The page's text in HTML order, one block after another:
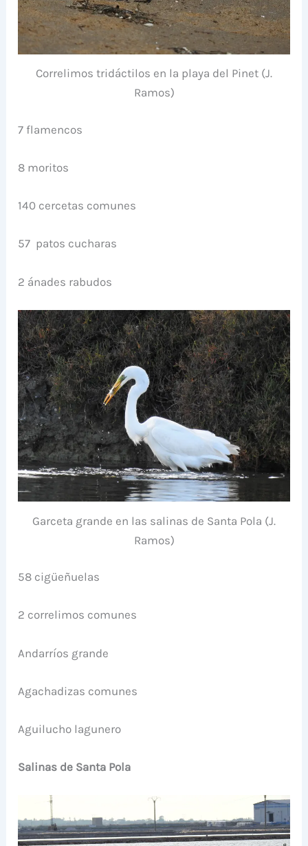
Correlimos tridáctilos en la playa del Pinet (J.
Ramos)
7 flamencos
8 moritos
140 cercetas comunes
57 patos cucharas
2 ánades rabudos
Garceta grande en las salinas de Santa Pola (J.
Ramos)
58 cigüeñuelas
2 correlimos comunes
Andarríos grande
Agachadizas comunes
Aguilucho lagunero
Salinas de Santa Pola